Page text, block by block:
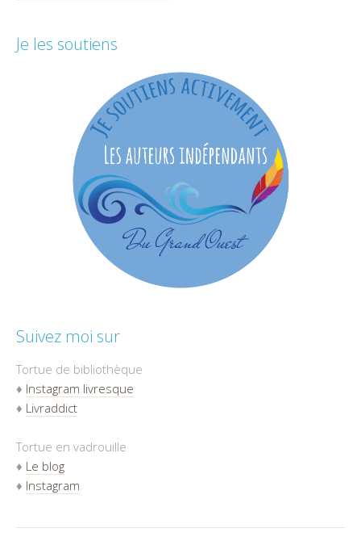
Je les soutiens
Suivez moi sur
Tortue de bibliothèque
♦ Instagram livresque
♦ Livraddict
Tortue en vadrouille
♦ Le blog
♦ Instagram